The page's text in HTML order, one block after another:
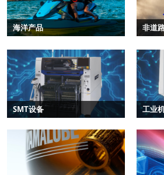
海洋产品 非道
SMT设备 工业